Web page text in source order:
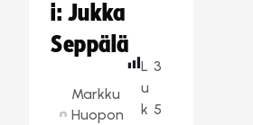
i: Jukka
Seppälä
Markku
Huopon
L
u
k
3
5